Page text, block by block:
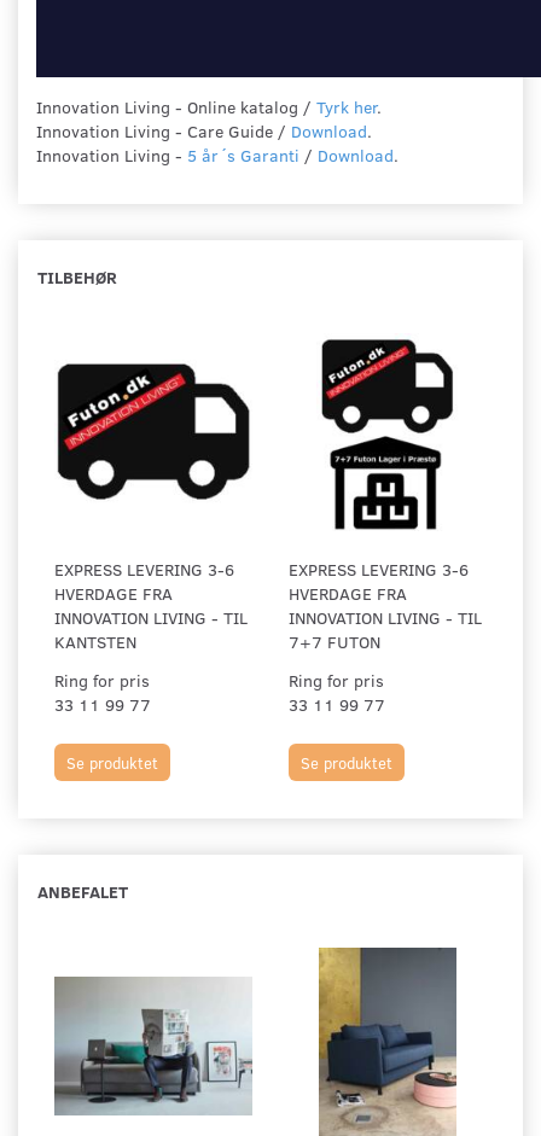
Innovation Living - Online katalog / Tyrk her.
Innovation Living - Care Guide / Download.
Innovation Living - 5 år´s Garanti / Download.
TILBEHØR
EXPRESS LEVERING 3-6
HVERDAGE FRA
INNOVATION LIVING - TIL
KANTSTEN
Ring for pris
33 11 99 77
Se produktet
EXPRESS LEVERING 3-6
HVERDAGE FRA
INNOVATION LIVING - TIL
7+7 FUTON
Ring for pris
33 11 99 77
Se produktet
ANBEFALET